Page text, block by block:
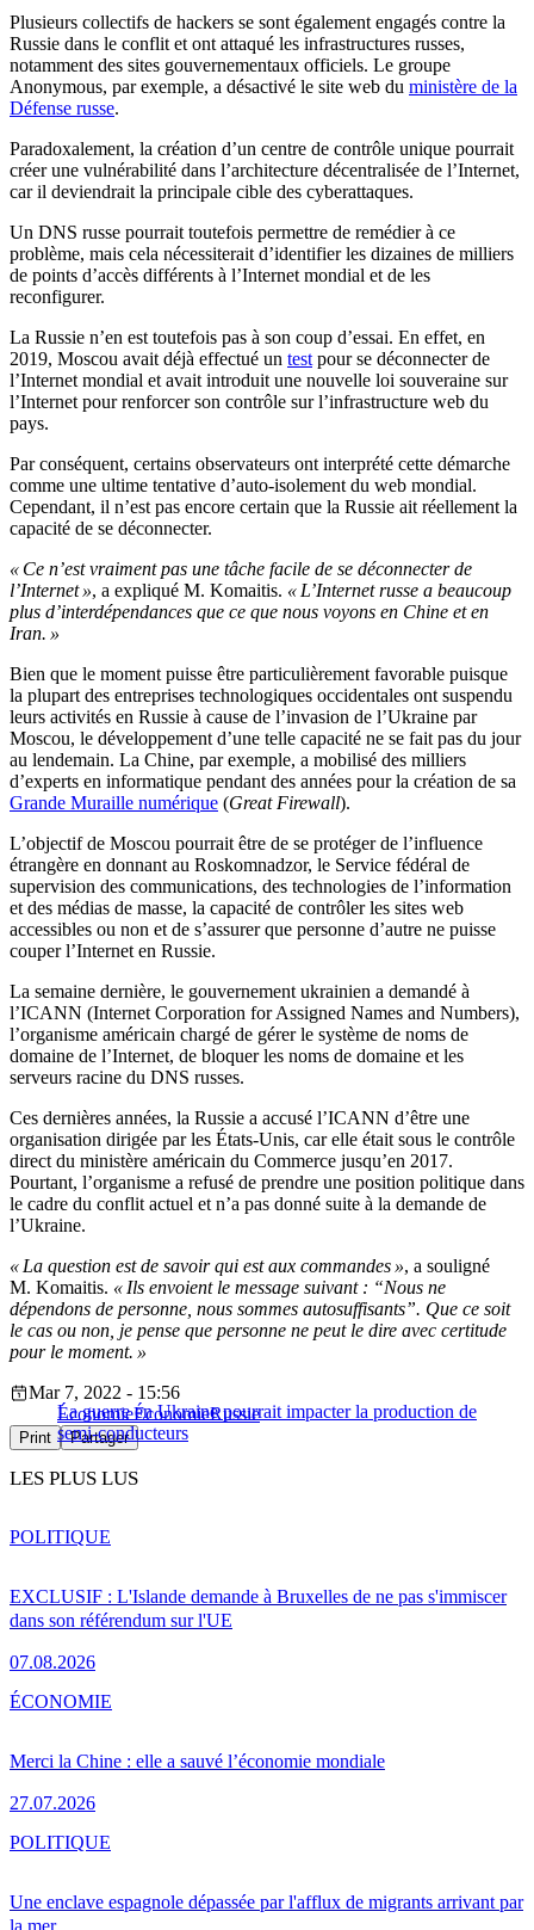
Plusieurs collectifs de hackers se sont également engagés contre la
Russie dans le conflit et ont attaqué les infrastructures russes,
notamment des sites gouvernementaux officiels. Le groupe
Anonymous, par exemple, a désactivé le site web du ministère de la
Défense russe.
Paradoxalement, la création d’un centre de contrôle unique pourrait
créer une vulnérabilité dans l’architecture décentralisée de l’Internet,
car il deviendrait la principale cible des cyberattaques.
Un DNS russe pourrait toutefois permettre de remédier à ce
problème, mais cela nécessiterait d’identifier les dizaines de milliers
de points d’accès différents à l’Internet mondial et de les
reconfigurer.
La Russie n’en est toutefois pas à son coup d’essai. En effet, en
2019, Moscou avait déjà effectué un test pour se déconnecter de
l’Internet mondial et avait introduit une nouvelle loi souveraine sur
l’Internet pour renforcer son contrôle sur l’infrastructure web du
pays.
Par conséquent, certains observateurs ont interprété cette démarche
comme une ultime tentative d’auto-isolement du web mondial.
Cependant, il n’est pas encore certain que la Russie ait réellement la
capacité de se déconnecter.
« Ce n’est vraiment pas une tâche facile de se déconnecter de
l’Internet », a expliqué M. Komaitis. « L’Internet russe a beaucoup
plus d’interdépendances que ce que nous voyons en Chine et en
Iran. »
Bien que le moment puisse être particulièrement favorable puisque
la plupart des entreprises technologiques occidentales ont suspendu
leurs activités en Russie à cause de l’invasion de l’Ukraine par
Moscou, le développement d’une telle capacité ne se fait pas du jour
au lendemain. La Chine, par exemple, a mobilisé des milliers
d’experts en informatique pendant des années pour la création de sa
Grande Muraille numérique (Great Firewall).
L’objectif de Moscou pourrait être de se protéger de l’influence
étrangère en donnant au Roskomnadzor, le Service fédéral de
supervision des communications, des technologies de l’information
et des médias de masse, la capacité de contrôler les sites web
accessibles ou non et de s’assurer que personne d’autre ne puisse
couper l’Internet en Russie.
La semaine dernière, le gouvernement ukrainien a demandé à
l’ICANN (Internet Corporation for Assigned Names and Numbers),
l’organisme américain chargé de gérer le système de noms de
domaine de l’Internet, de bloquer les noms de domaine et les
serveurs racine du DNS russes.
Ces dernières années, la Russie a accusé l’ICANN d’être une
organisation dirigée par les États-Unis, car elle était sous le contrôle
direct du ministère américain du Commerce jusqu’en 2017.
Pourtant, l’organisme a refusé de prendre une position politique dans
le cadre du conflit actuel et n’a pas donné suite à la demande de
l’Ukraine.
« La question est de savoir qui est aux commandes », a souligné
M. Komaitis. « Ils envoient le message suivant : “Nous ne
dépendons de personne, nous sommes autosuffisants”. Que ce soit
le cas ou non, je pense que personne ne peut le dire avec certitude
pour le moment. »
La guerre en Ukraine pourrait impacter la production de
semi-conducteurs
Mar 7, 2022 - 15:56
ÉconomieÉconomieRussie
Print Partager
LES PLUS LUS
EXCLUSIF : L'Islande demande à Bruxelles de ne pas s'immiscer
dans son référendum sur l'UE
07.08.2026
POLITIQUE
Merci la Chine : elle a sauvé l’économie mondiale
27.07.2026
ÉCONOMIE
Une enclave espagnole dépassée par l'afflux de migrants arrivant par
la mer
POLITIQUE